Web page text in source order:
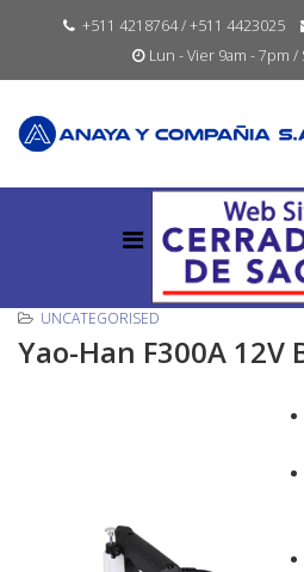
+511 4218764 / +511 4423025
Lun - Vier 9am - 7pm /
UNCATEGORISED
Yao-Han F300A 12V